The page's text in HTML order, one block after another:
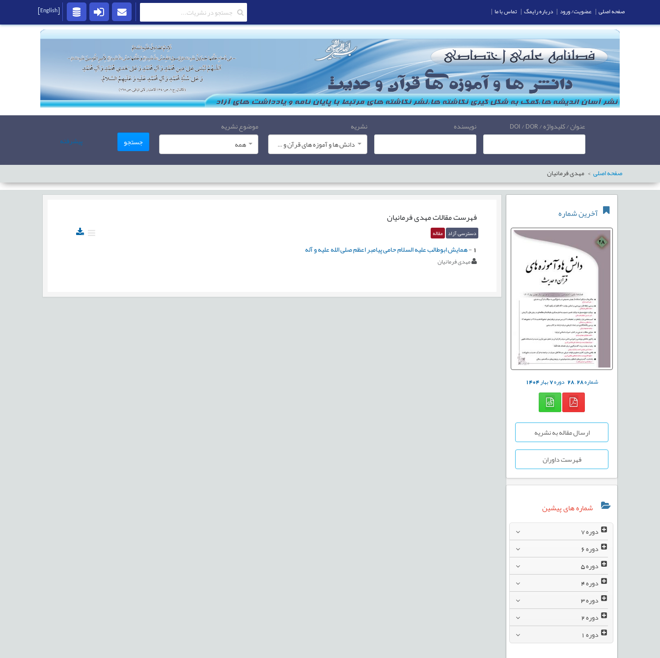
عنوان / کلیدواژه / DOI / DOR نویسنده
نشریه
دانش ها و آموزه های قرآن و حدیث
موضوع نشریه
همه
جستجو پیشرفته
صفحه اصلی مهدی فرمانیان
آخرین شماره
شماره28
,
28 دوره7بهار1404
ارسال مقاله به نشریه
فهرست داوران
شماره های پیشین
دوره
دوره
دوره
دوره
دوره
دوره
دوره
فهرست مقالاتمهدی فرمانیان
دسترسی آزاد مقاله
1
-همایش ابوطالب علیه السلام حامی پیامبر اعظم صلی الله علیه و آله
مهدی فرمانیان
صفحه اصلی | عضویت/ ورود | درباره رایمگ | تماس با ما |
[English]